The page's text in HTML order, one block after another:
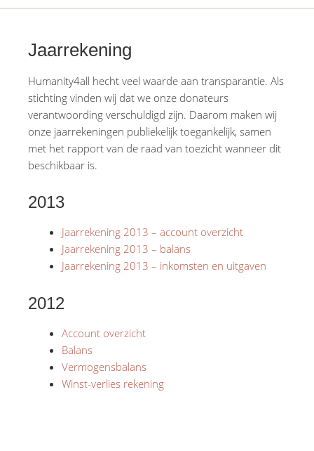
Jaarrekening
Humanity4all hecht veel waarde aan transparantie. Als
stichting vinden wij dat we onze donateurs
verantwoording verschuldigd zijn. Daarom maken wij
onze jaarrekeningen publiekelijk toegankelijk, samen
met het rapport van de raad van toezicht wanneer dit
beschikbaar is.
2013
Jaarrekening 2013 – account overzicht
Jaarrekening 2013 – balans
Jaarrekening 2013 – inkomsten en uitgaven
2012
Account overzicht
Balans
Vermogensbalans
Winst-verlies rekening